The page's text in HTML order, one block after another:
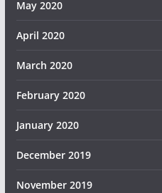
May 2020
April 2020
March 2020
February 2020
January 2020
December 2019
November 2019